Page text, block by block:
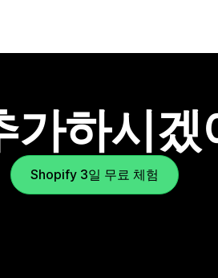
가하시겠
Shopify 3일 무료 체험